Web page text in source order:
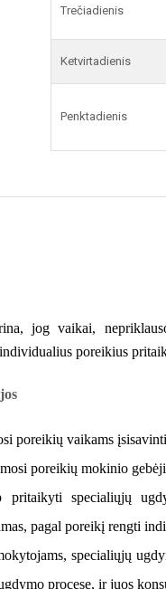
Trečiadienis
Ketvirtadienis
Penktadienis
jog vaikai,
poreikius
poreikių vaikams
poreikių mokinio
pritaikyti specialiųjų
pagal poreikį rengti
specialiųjų
procese, ir juos